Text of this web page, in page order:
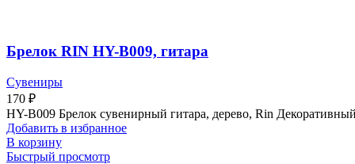
Брелок RIN HY-B009, гитара
Сувениры
170 ₽
HY-B009 Брелок сувенирный гитара, дерево, Rin
Добавить в избранное
В корзину
Быстрый просмотр